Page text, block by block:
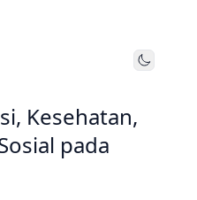
Toggle
Kesehatan,
pada